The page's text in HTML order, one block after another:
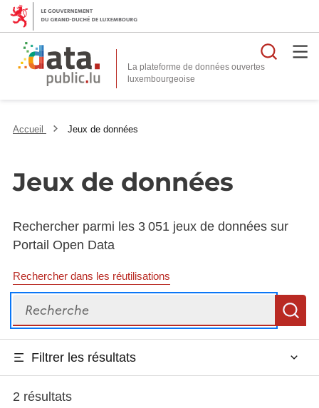
La plateforme de données ouvertes
Accueil Jeux de données
Jeux de données
Rechercher parmi les 3 051 jeux de données sur
Portail Open Data
Rechercher dans les réutilisations
Recherche
Filtrer les résultats
2 résultats